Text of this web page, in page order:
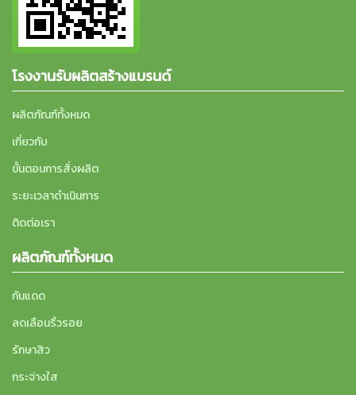
โรงงานรับผลิตสร้างแบรนด์
ผลิตภัณฑ์ทั้งหมด
เกี่ยวกับ
ขั้นตอนการสั่งผลิต
ระยะเวลาดำเนินการ
ติดต่อเรา
ผลิตภัณฑ์ทั้งหมด
กันแดด
ลดเลือนริ้วรอย
รักษาสิว
กระจ่างใส